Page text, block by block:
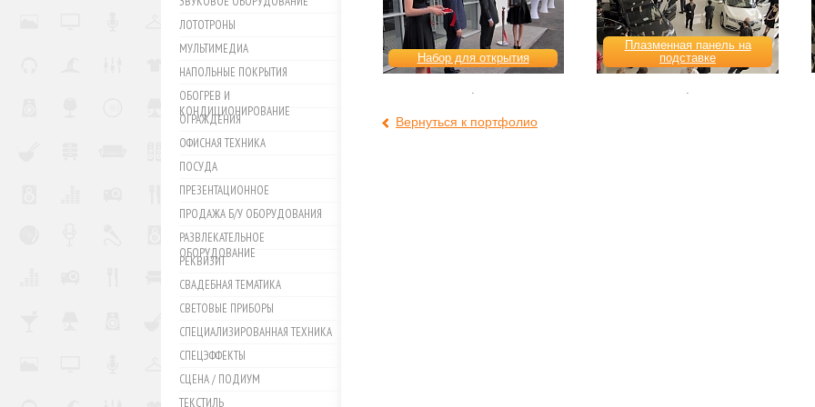
ЛОТОТРОНЫ
МУЛЬТИМЕДИА
НАПОЛЬНЫЕ ПОКРЫТИЯ
ОБОГРЕВ И
КОНДИЦИОНИРОВАНИЕ
ОГРАЖДЕНИЯ
ОФИСНАЯ ТЕХНИКА
ПОСУДА
ПРЕЗЕНТАЦИОННОЕ
ПРОДАЖА Б/У ОБОРУДОВАНИЯ
РАЗВЛЕКАТЕЛЬНОЕ
ОБОРУДОВАНИЕ
РЕКВИЗИТ
СВАДЕБНАЯ ТЕМАТИКА
СВЕТОВЫЕ ПРИБОРЫ
СПЕЦИАЛИЗИРОВАННАЯ ТЕХНИКА
СПЕЦЭФФЕКТЫ
СЦЕНА / ПОДИУМ
ТЕКСТИЛЬ
Набор для открытия
.
Плазменная панель на
подставке
.
Вернуться к портфолио